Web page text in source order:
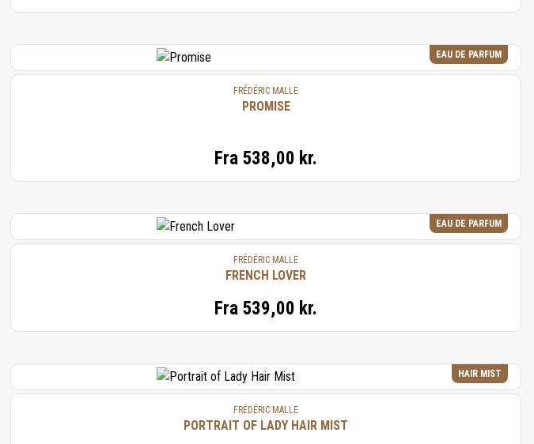
EAU DE PARFUM
FRÉDÉRIC MALLE
PROMISE
Fra 538,00 kr.
EAU DE PARFUM
FRÉDÉRIC MALLE
FRENCH LOVER
Fra 539,00 kr.
HAIR MIST
FRÉDÉRIC MALLE
PORTRAIT OF LADY HAIR MIST